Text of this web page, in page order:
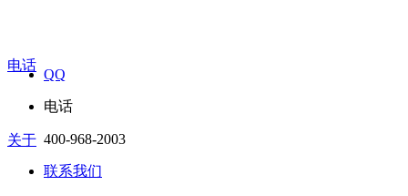
电话
关于
QQ
电话
400-968-2003
联系我们